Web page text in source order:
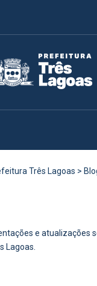
Três Lagoas >
e atualizações
Lagoas.